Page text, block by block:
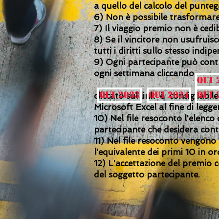
a quello del calcolo del
6) Non è possibile
7) Il viaggio premio non è
8) Se il vincitore non
tutti i diritti sullo stesso
9) Ogni partecipante può
ogni
(Il file è in
cliccato sul link è
Microsoft Excel al fine di
10) Nel file resoconto l'elenco
partecipante che desidera
11) Nel file resoconto
l'equivalente dei primi 10 in
12) L'accettazione del
del soggetto partecipante.
QUI
QUI 2033
QUI 2034 QUI